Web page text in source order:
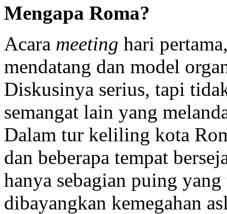
Mengapa Roma?
Acara meeting hari
mendatang dan model
Diskusinya serius, tapi
semangat lain yang
Dalam tur keliling kota
dan beberapa tempat
hanya sebagian puing
dibayangkan kemegahan